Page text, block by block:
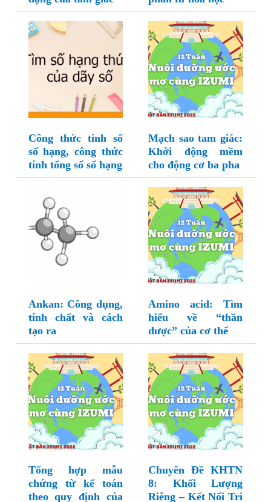
Công thức tính số
số hạng, công thức
tính tổng số số hạng
Mạch sao tam giác:
Khởi động mềm
cho động cơ ba pha
Ankan: Công dụng,
tính chất và cách
tạo ra
Amino acid: Tìm
hiểu về “thần
dược” của cơ thể
Tổng hợp mẫu
chứng từ kế toán
theo quy định của
Chuyên Đề KHTN
8: Khối Lượng
Riêng – Kết Nối Tri